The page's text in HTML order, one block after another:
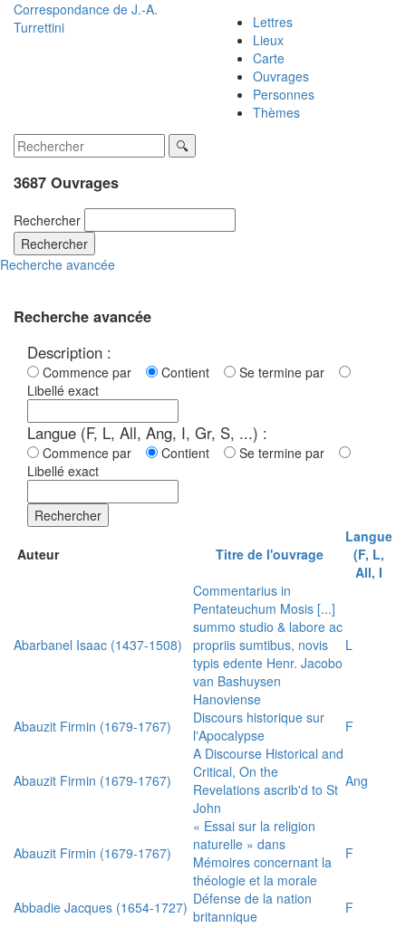
Correspondance de J.-A.
Turrettini
Lettres
Lieux
Carte
Ouvrages
Personnes
Thèmes
3687 Ouvrages
Rechercher
Rechercher
Recherche avancée
Recherche avancée
Description :
Commence par Contient
Se termine par
Libellé exact
Langue (F, L, All, Ang, I, Gr, S, ...) :
Commence par Contient
Se termine par
Libellé exact
Rechercher
Auteur Titre de l'ouvrage
Langue
(F, L,
All, I
Abarbanel Isaac (1437-1508)
Commentarius in
Pentateuchum Mosis [...]
summo studio & labore ac
propriis sumtibus, novis
typis edente Henr. Jacobo
van Bashuysen
Hanoviense
L
Abauzit Firmin (1679-1767)
Discours historique sur
l'Apocalypse
F
Abauzit Firmin (1679-1767)
A Discourse Historical and
Critical, On the
Revelations ascrib'd to St
John
Ang
Abauzit Firmin (1679-1767)
« Essai sur la religion
naturelle » dans
Mémoires concernant la
théologie et la morale
F
Abbadie Jacques (1654-1727) Défense de la nation
britannique
F